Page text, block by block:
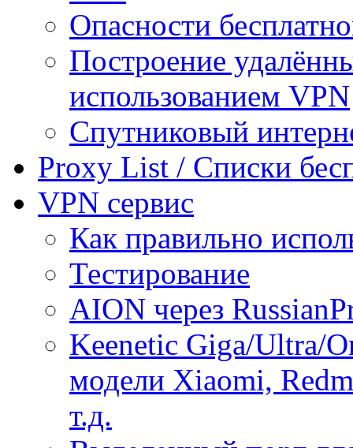
Опасности
Построение
использованием VPN
Спутниковый
Proxy List / Списки
VPN сервис
Как правильно
Тестирование
AION через
Keenetic Giga/Ultra/
модели Xiaomi,
т.д.